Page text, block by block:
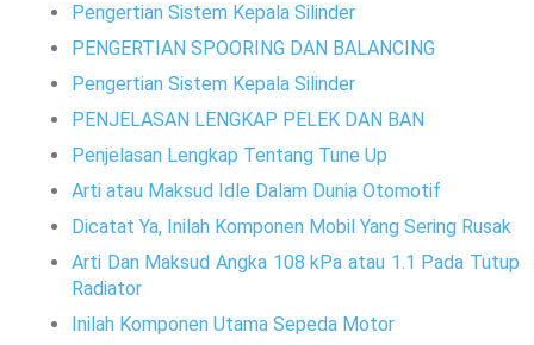
Pengertian Sistem Kepala Silinder
PENGERTIAN SPOORING DAN BALANCING
Pengertian Sistem Kepala Silinder
PENJELASAN LENGKAP PELEK DAN BAN
Penjelasan Lengkap Tentang Tune Up
Arti atau Maksud Idle Dalam Dunia Otomotif
Dicatat Ya, Inilah Komponen Mobil Yang Sering Rusak
Arti Dan Maksud Angka 108 kPa atau 1.1 Pada Tutup
Radiator
Inilah Komponen Utama Sepeda Motor